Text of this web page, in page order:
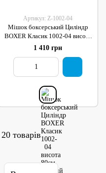
Артикул: Z-1002-04
Мішок боксерський Циліндр
BOXER Класик 1002-04 висота
80см чорний
1 410 грн
товарів